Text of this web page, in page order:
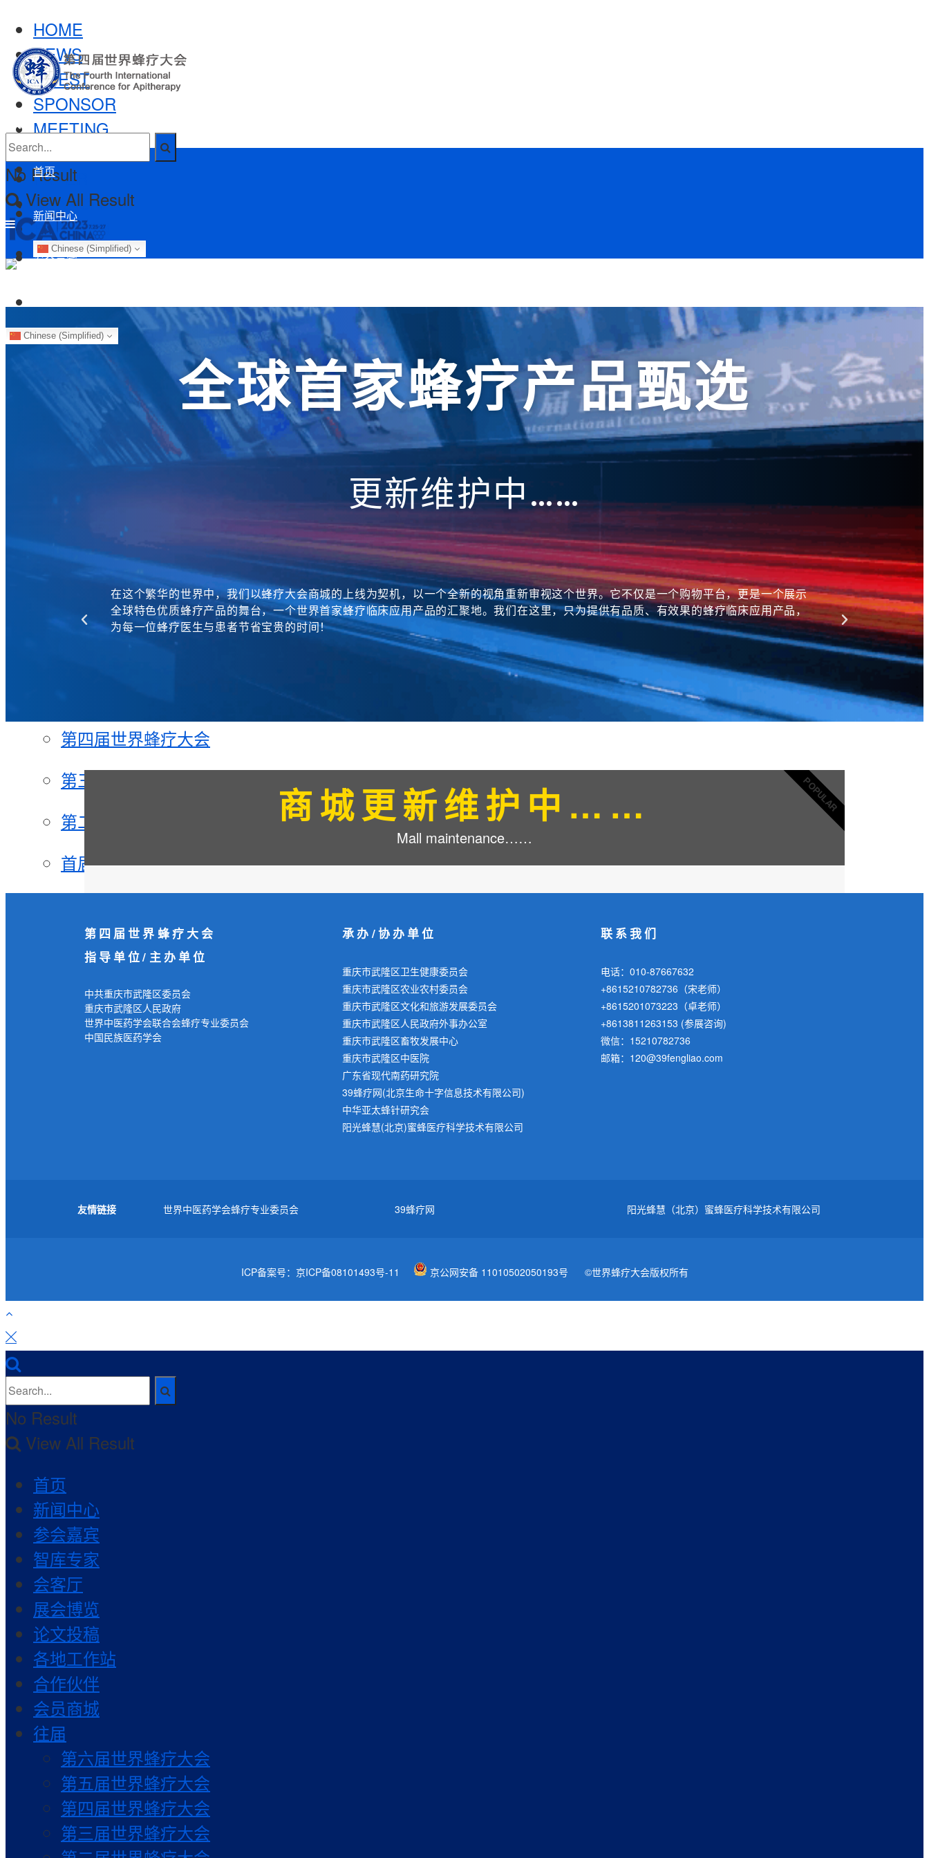
HOME
NEWS
GUEST
SPONSOR
MEETING
EXPO
PAPER
BRANCH
PARTNER
Chinese (Simplified)
No Result
View All Result
首页
新闻中心
参会嘉宾
智库专家
会客厅
论文投稿
第四届世界蜂疗大会
第三届世界蜂疗大会
第二届世界蜂疗大会
首届世界蜂疗大会
Chinese (Simplified)
全球首家蜂疗产品甄选
更新维护中……
在这个繁华的世界中，我们以蜂疗大会商城的上线为契机，以一个全新的视角重新审视这个世界。它不仅是一个购物平台，更是一个展示
全球特色优质蜂疗产品的舞台，一个世界首家蜂疗临床应用产品的汇聚地。我们在这里，只为提供有品质、有效果的蜂疗临床应用产品，
为每一位蜂疗医生与患者节省宝贵的时间！
世界蜂疗大会
为每一位选择
专业的咨询服
商城更新维护中……
Mall maintenance……
POPULAR
第四届世界蜂疗大会
指导单位/主办单位
中共重庆市武隆区委员会
重庆市武隆区人民政府
世界中医药学会联合会蜂疗专业委员会
中国民族医药学会
承办/协办单位
重庆市武隆区卫生健康委员会
重庆市武隆区农业农村委员会
重庆市武隆区文化和旅游发展委员会
重庆市武隆区人民政府外事办公室
重庆市武隆区畜牧发展中心
重庆市武隆区中医院
广东省现代南药研究院
39蜂疗网(北京生命十字信息技术有限公司)
中华亚太蜂针研究会
阳光蜂慧(北京)蜜蜂医疗科学技术有限公司
联系我们
电话：010-87667632
+8615210782736（宋老师）
+8615201073223（卓老师）
+8613811263153 (参展咨询)
微信：15210782736
邮箱：120@39fengliao.com
友情链接 世界中医药学会蜂疗专业委员会 39蜂疗网 阳光蜂慧（北京）蜜蜂医疗科学技术有限公司
ICP备案号：京ICP备08101493号-11 京公网安备 11010502050193号 ©世界蜂疗大会版权所有
No Result
View All Result
首页
新闻中心
参会嘉宾
智库专家
会客厅
展会博览
论文投稿
各地工作站
合作伙伴
会员商城
往届
第六届世界蜂疗大会
第五届世界蜂疗大会
第四届世界蜂疗大会
第三届世界蜂疗大会